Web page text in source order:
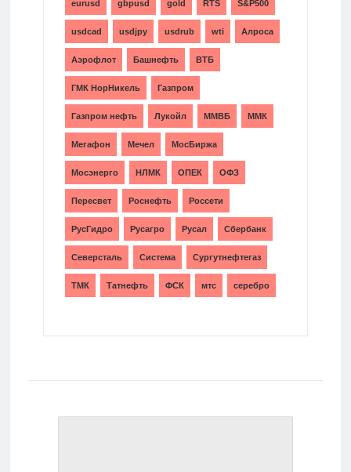
eurusd gbpusd gold RTS S&P500
usdcad usdjpy usdrub wti Алроса
Аэрофлот Башнефть ВТБ
ГМК НорНикель Газпром
Газпром нефть Лукойл ММВБ ММК
Мегафон Мечел МосБиржа
Мосэнерго НЛМК ОПЕК ОФЗ
Пересвет Роснефть Россети
РусГидро Русагро Русал Сбербанк
Северсталь Система Сургутнефтегаз
ТМК Татнефть ФСК мтс серебро